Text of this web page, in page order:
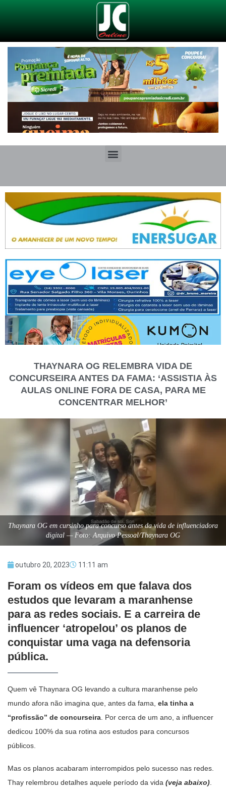
THAYNARA OG RELEMBRA VIDA DE
CONCURSEIRA ANTES DA FAMA: ‘ASSISTIA ÀS
AULAS ONLINE FORA DE CASA, PARA ME
CONCENTRAR MELHOR’
Thaynara OG em cursinho para concurso antes da vida de influenciadora
digital — Foto: Arquivo Pessoal/Thaynara OG
outubro 20, 2023 11:11 am
Foram os vídeos em que falava dos
estudos que levaram a maranhense
para as redes sociais. E a carreira de
influencer ‘atropelou’ os planos de
conquistar uma vaga na defensoria
pública.
Quem vê Thaynara OG levando a cultura maranhense pelo
mundo afora não imagina que, antes da fama, ela tinha a
“profissão” de concurseira . Por cerca de um ano, a influencer
dedicou 100% da sua rotina aos estudos para concursos
públicos.
Mas os planos acabaram interrompidos pelo sucesso nas redes.
Thay relembrou detalhes aquele período da vida (veja abaixo)